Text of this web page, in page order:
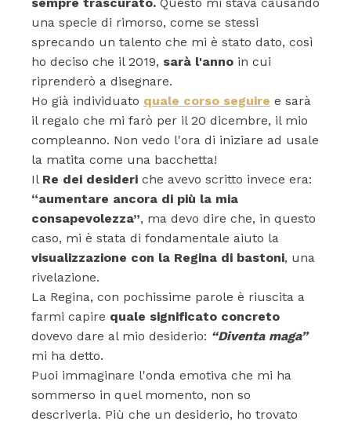
una specie di rimorso, come se stessi
sprecando un talento che mi è stato dato, così
ho deciso che il 2019, sarà l'anno in cui
riprenderò a disegnare.
Ho già individuato quale corso seguire e sarà
il regalo che mi farò per il 20 dicembre, il mio
compleanno. Non vedo l'ora di iniziare ad usale
la matita come una bacchetta!
Il Re dei desideri che avevo scritto invece era:
“aumentare ancora di più la mia
consapevolezza”, ma devo dire che, in questo
caso, mi è stata di fondamentale aiuto la
visualizzazione con la Regina di bastoni, una
rivelazione.
La Regina, con pochissime parole è riuscita a
farmi capire quale significato concreto
dovevo dare al mio desiderio: “Diventa maga”
mi ha detto.
Puoi immaginare l'onda emotiva che mi ha
sommerso in quel momento, non so
descriverla. Più che un desiderio, ho trovato